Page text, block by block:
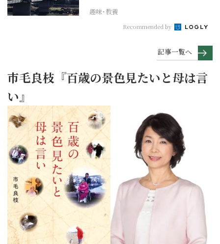
趣味･教養
Recommended by
記事一覧へ
市毛良枝『百歳の景色見たいと母は言
い』